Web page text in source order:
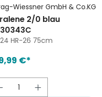
Wiessner GmbH & Co.KG
2/0 blau
HR-26 75cm
€*
Anzahl: